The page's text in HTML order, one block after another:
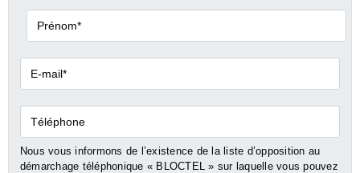
Prénom*
E-
mail*
Téléphone
Nous vous informons de l’existence de la liste d’opposition au
démarchage téléphonique « BLOCTEL » sur laquelle vous pouvez